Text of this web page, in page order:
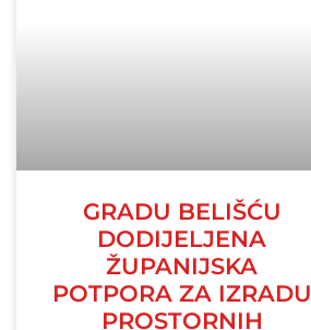
GRADU BELIŠĆU
DODIJELJENA
ŽUPANIJSKA
POTPORA ZA IZRADU
PROSTORNIH